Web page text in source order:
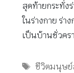
สุดท้ายกระทั่
ในร่างกาย ร่
เป็นบ้านชั่วคร
Tags
ชีวิตมนุษย์